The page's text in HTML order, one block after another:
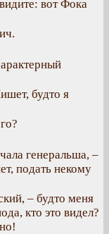
вот Фока
будто я
генеральша, –
подать некому
– будто меня
кто это видел?